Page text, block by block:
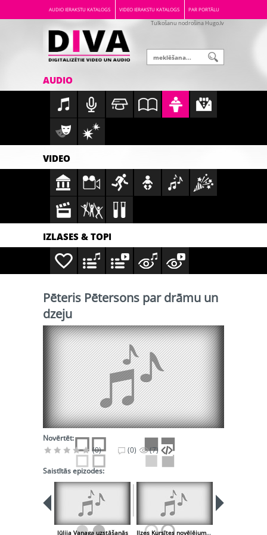
AUDIO IERAKSTU KATALOGS VIDEO IERAKSTU KATALOGS PAR PORTĀLU
Tulkošanu nodrošina Hugo.lv
AUDIO
VIDEO
IZLASES & TOPI
Pēteris Pētersons par drāmu un
dzeju
Novērtēt:
(0)
(0) (7)
Saistītās epizodes:
Jūlija Vanaga uzstāšanās Ilzes Kursītes novēlējums rakstniekiem